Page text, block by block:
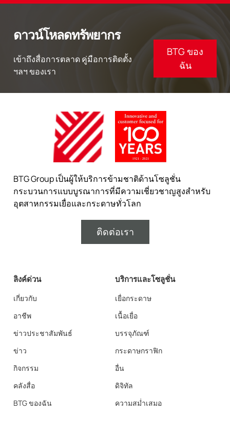
ดาวน์โหลดทรัพยากร
เข้าถึงสื่อการตลาด คู่มือการติดตั้ง
ฯลฯ ของเรา
BTG ของ
ฉัน
BTG Group เป็นผู้ให้บริการข้ามชาติด้านโซลูชั่น
กระบวนการแบบบูรณาการที่มีความเชี่ยวชาญสูงสำหรับ
อุตสาหกรรมเยื่อและกระดาษทั่วโลก
ติดต่อเรา
ลิงค์ด่วน
เกี่ยวกับ
อาชีพ
ข่าวประชาสัมพันธ์
ข่าว
กิจกรรม
คลังสื่อ
BTG ของฉัน
บริการและโซลูชั่น
เยื่อกระดาษ
เนื้อเยื่อ
บรรจุภัณฑ์
กระดาษกราฟิก
อื่น
ดิจิทัล
ความสม่ำเสมอ